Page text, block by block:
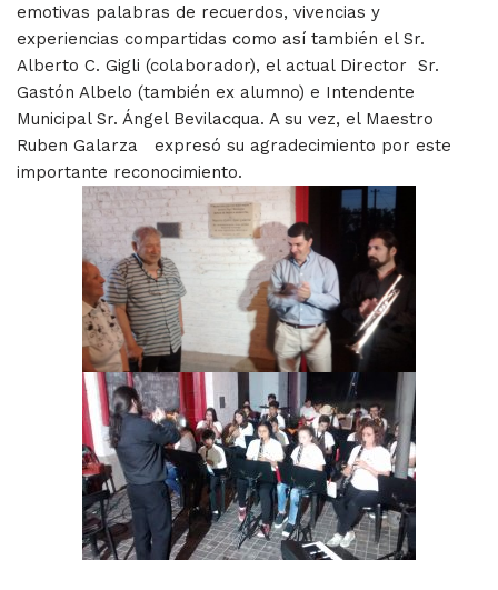
emotivas palabras de recuerdos, vivencias y
experiencias compartidas como así también el Sr.
Alberto C. Gigli (colaborador), el actual Director Sr.
Gastón Albelo (también ex alumno) e Intendente
Municipal Sr. Ángel Bevilacqua. A su vez, el Maestro
Ruben Galarza expresó su agradecimiento por este
importante reconocimiento.